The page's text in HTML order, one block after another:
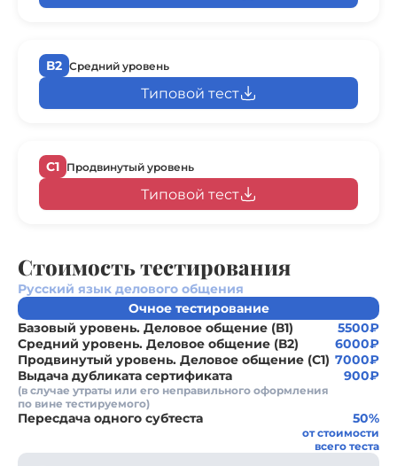
В2 Средний уровень
Типовой тест
С1 Продвинутый уровень
Типовой тест
Стоимость тестирования
Русский язык делового общения
Очное тестирование
Базовый уровень. Деловое общение (В1)
5500₽
Средний уровень. Деловое общение (В2)
6000₽
Продвинутый уровень. Деловое общение (С1) 7000₽
Выдача дубликата сертификата
(в случае утраты или его неправильного оформления
по вине тестируемого)
900₽
Пересдача одного субтеста 50%
от стоимости
всего теста